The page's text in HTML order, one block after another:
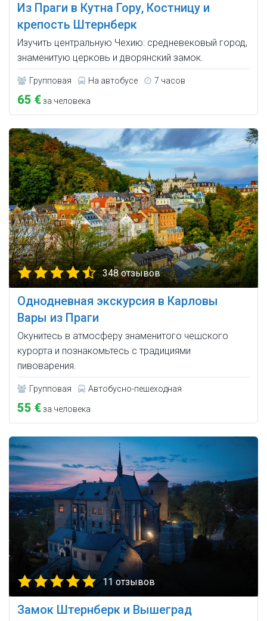
Из Праги в Кутна Гору, Костницу и
крепость Штернберк
Изучить центральную Чехию: средневековый город,
знаменитую церковь и дворянский замок.
Групповая На автобусе 7 часов
65 €за человека
348 отзывов
Однодневная экскурсия в Карловы
Вары из Праги
Окунитесь в атмосферу знаменитого чешского
курорта и познакомьтесь с традициями
пивоварения.
Групповая Автобусно-пешеходная
55 €за человека
11 отзывов
Замок Штернберк и Вышеград